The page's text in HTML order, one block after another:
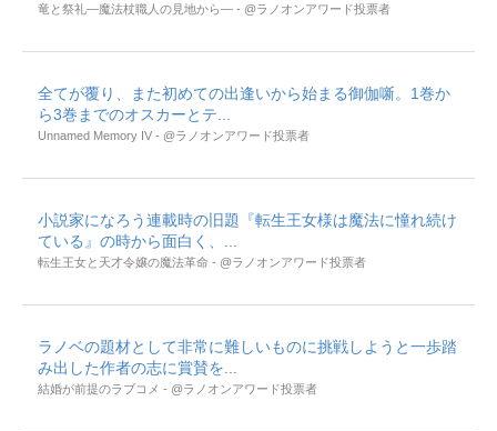
竜と祭礼―魔法杖職人の見地から― - @ラノオンアワード投票者
全てが覆り、また初めての出逢いから始まる御伽噺。1巻か
ら3巻までのオスカーとテ...
Unnamed Memory IV - @ラノオンアワード投票者
小説家になろう連載時の旧題『転生王女様は魔法に憧れ続け
ている』の時から面白く、...
転生王女と天才令嬢の魔法革命 - @ラノオンアワード投票者
ラノベの題材として非常に難しいものに挑戦しようと一歩踏
み出した作者の志に賞賛を...
結婚が前提のラブコメ - @ラノオンアワード投票者